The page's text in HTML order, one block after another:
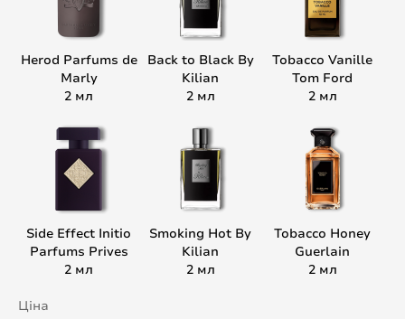
Herod Parfums de
Marly
2 мл
Back to Black By
Kilian
2 мл
Tobacco Vanille
Tom Ford
2 мл
Side Effect Initio
Parfums Prives
2 мл
Smoking Hot By
Kilian
2 мл
Tobacco Honey
Guerlain
2 мл
Ціна